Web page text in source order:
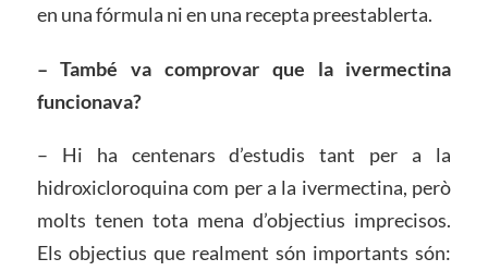
en una fórmula ni en una recepta preestablerta.
– També va comprovar que la ivermectina
funcionava?
– Hi ha centenars d’estudis tant per a la
hidroxicloroquina com per a la ivermectina, però
molts tenen tota mena d’objectius imprecisos.
Els objectius que realment són importants són: